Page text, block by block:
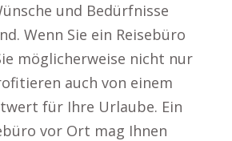
und Bedürfnisse
Wenn Sie ein Reisebüro
möglicherweise nicht nur
auch von einem
für Ihre Urlaube. Ein
vor Ort mag Ihnen